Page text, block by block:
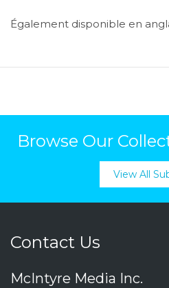
Également disponible en
Browse Our
View All
Contact Us
McIntyre Media Inc.